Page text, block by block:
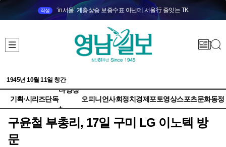
직설 ‘in서울’ 계층상승 보증수표 아닌데 서울行 줄잇는 TK
1945년 10월 11일 창간
기획·시리즈단독
다양성
+
오피니언사회정치 경제 포토영상스포츠문화동정
구윤철 부총리, 17일 구미 LG 이노텍 방
문